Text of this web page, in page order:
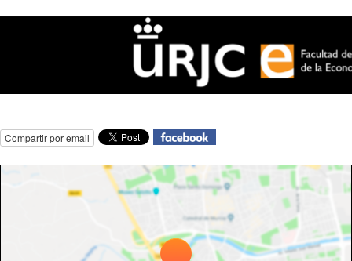
Compartir por email